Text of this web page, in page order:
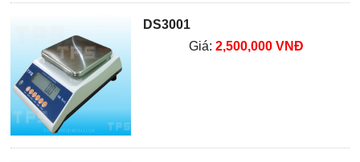
DS3001
Giá: 2,500,000 VNĐ